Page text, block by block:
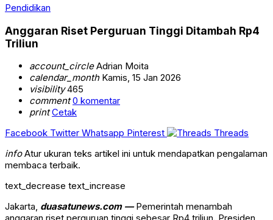
Pendidikan
Anggaran Riset Perguruan Tinggi Ditambah Rp4
Triliun
account_circleAdrian Moita
calendar_monthKamis, 15 Jan 2026
visibility465
comment 0 komentar
print Cetak
Facebook Twitter Whatsapp Pinterest
Threads
infoAtur ukuran teks artikel ini untuk mendapatkan pengalaman
membaca terbaik.
text_decrease text_increase
Jakarta, duasatunews.com —Pemerintah menambah